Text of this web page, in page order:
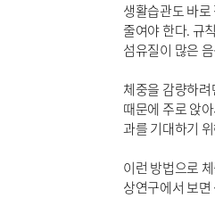
생활습관도 바
줄여야 한다. 규
섬유질이 많은
체중을 감량하
때문에 주로 앉
과를 기대하기
이런 방법으로
상연구에서 보